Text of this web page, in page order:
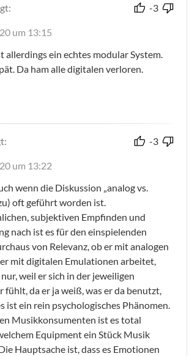
-3
um 13:15
allerdings ein echtes modular System.
Da ham alle digitalen verloren.
-3
um 13:22
wenn die Diskussion „analog vs.
oft geführt worden ist.
subjektiven Empfinden und
nach ist es für den einspielenden
von Relevanz, ob er mit analogen
mit digitalen Emulationen arbeitet,
weil er sich in der jeweiligen
fühlt, da er ja weiß, was er da benutzt,
ist ein rein psychologisches Phänomen.
Musikkonsumenten ist es total
Equipment ein Stück Musik
Hauptsache ist, dass es Emotionen